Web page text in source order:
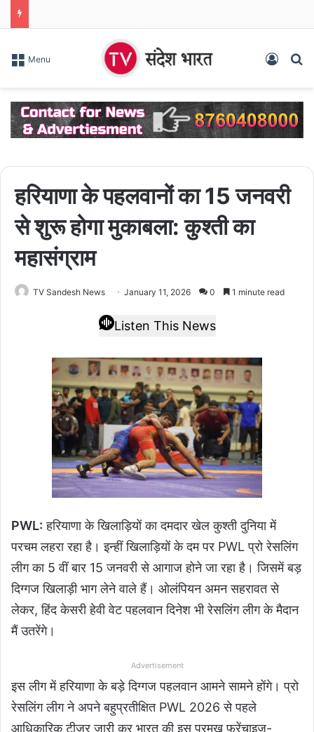
Menu Log In
हरियाणा के पहलवानों का 15 जनवरी
से शुरू होगा मुकाबला: कुश्ती का
महासंग्राम
TV Sandesh News January 11, 2026 0 1 minute read
Listen This News
PWL: हरियाणा के खिलाड़ियों का दमदार खेल कुश्ती दुनिया में
परचम लहरा रहा है। इन्हीं खिलाड़ियों के दम पर PWL प्रो रेसलिंग
लीग का 5 वीं बार 15 जनवरी से आगाज होने जा रहा है। जिसमें बड़
दिग्गज खिलाड़ी भाग लेने वाले हैं। ओलंपियन अमन सहरावत से
लेकर, हिंद केसरी हेवी वेट पहलवान दिनेश भी रेसलिंग लीग के मैदान
मैं उतरेंगे।
Advertisement
इस लीग में हरियाणा के बड़े दिग्गज पहलवान आमने सामने होंगे। प्रो
रेसलिंग लीग ने अपने बहुप्रतीक्षित PWL 2026 से पहले
आधिकारिक टीज़र जारी कर भारत की इस प्रमुख फ्रेंचाइज़-